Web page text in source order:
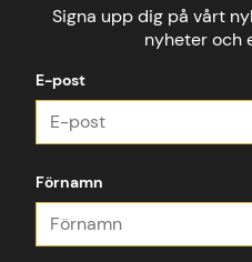
Signa upp dig på vårt
nyheter och
E-post
Förnamn